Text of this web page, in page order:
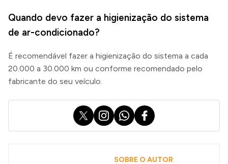
Quando devo fazer a higienização do sistema
de ar-condicionado?
É recomendável fazer a higienização do sistema a cada
20.000 a 30.000 km ou conforme recomendado pelo
fabricante do seu veículo.
X InstagramWhatsApp
Facebook
SOBRE O AUTOR